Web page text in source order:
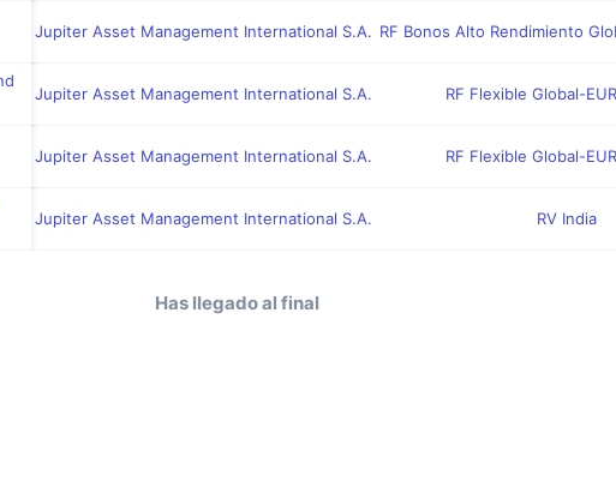
Jupiter Asset Management International S.A. RF Bonos Alto Rendimiento
Jupiter Asset Management International S.A. RF Flexible Global-
Jupiter Asset Management International S.A. RF Flexible Global-
Jupiter Asset Management International S.A. RV India
Has llegado al final